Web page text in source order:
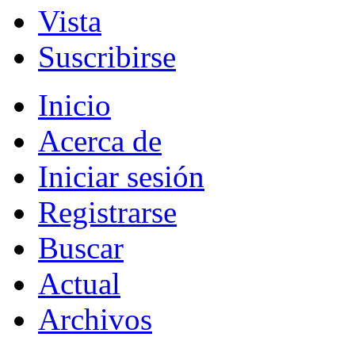
Vista
Suscribirse
Inicio
Acerca de
Iniciar sesión
Registrarse
Buscar
Actual
Archivos